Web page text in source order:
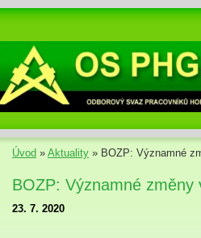
Úvod » Aktuality » BOZP: Významné
BOZP: Významné změny
23. 7. 2020